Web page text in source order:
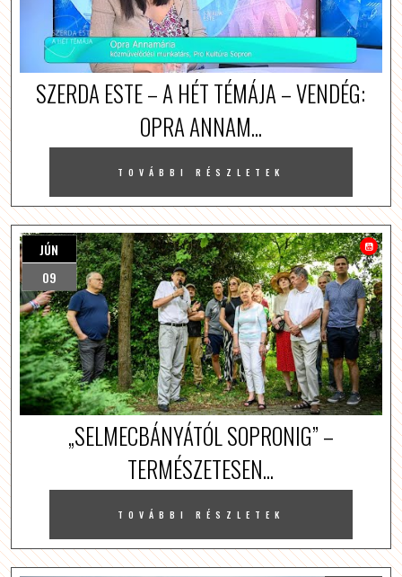
SZERDA ESTE – A HÉT TÉMÁJA – VENDÉG:
OPRA ANNAM...
TOVÁBBI RÉSZLETEK
JÚN
09
„SELMECBÁNYÁTÓL SOPRONIG” –
TERMÉSZETESEN...
TOVÁBBI RÉSZLETEK